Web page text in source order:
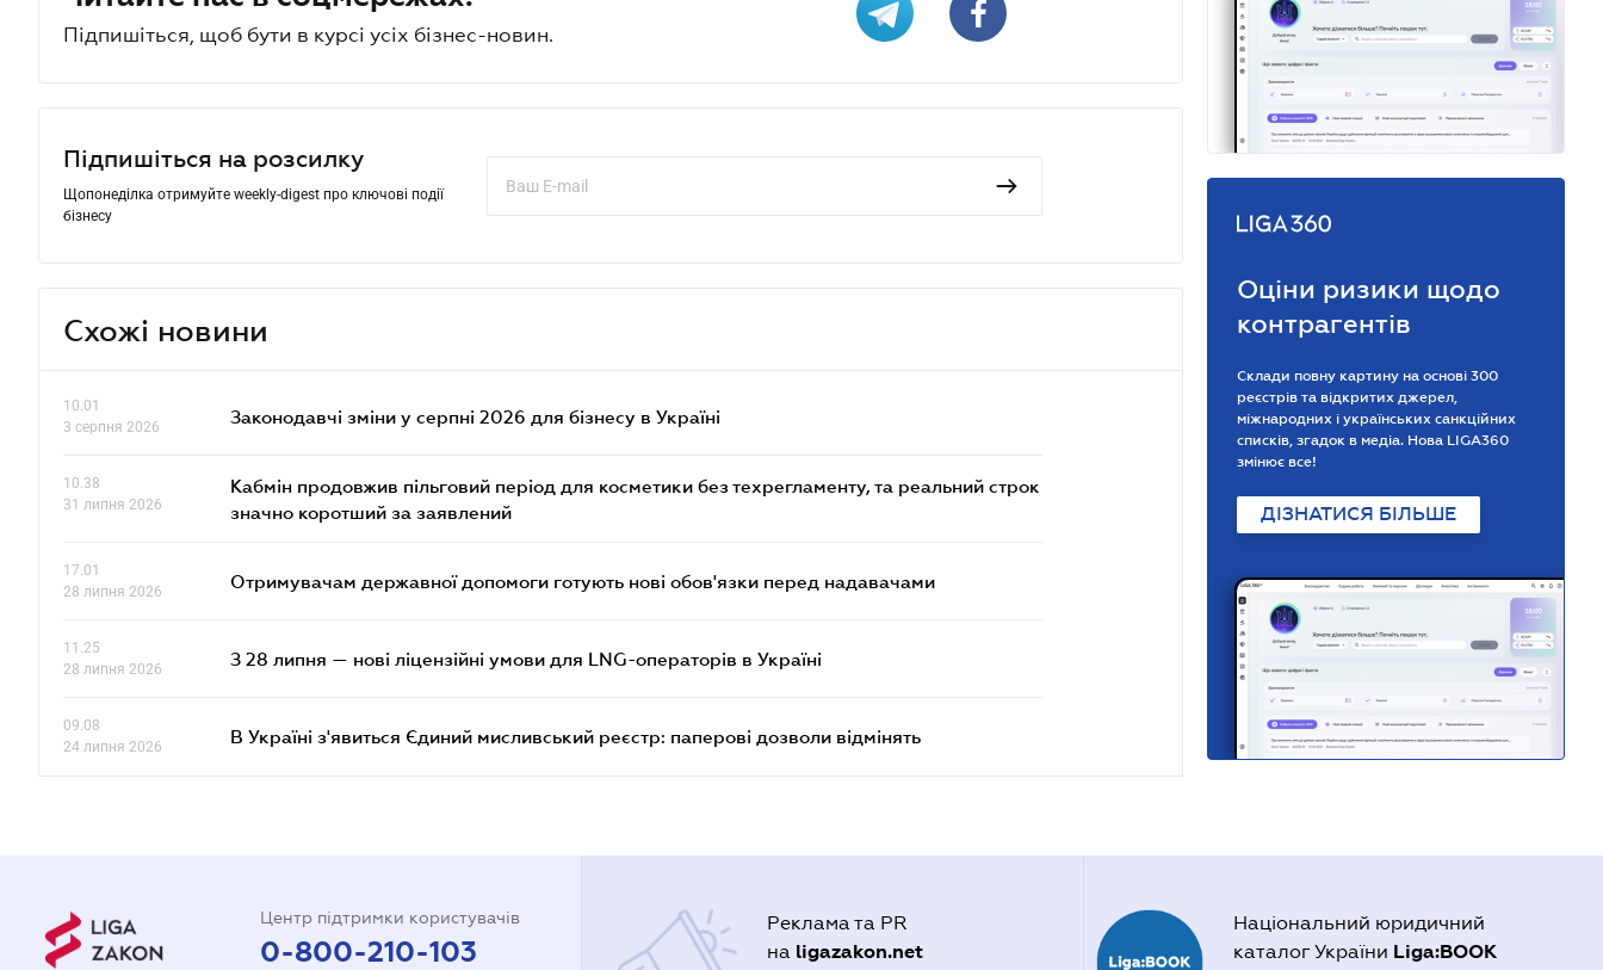
Підпишіться, щоб бути в курсі усіх бізнес-новин.
Підпишіться на розсилку
Щопонеділка отримуйте weekly-digest про ключові події
бізнесу
Схожі новини
10.01
3 серпня 2026
Законодавчі зміни у серпні 2026 для бізнесу в Україні
10.38
31 липня 2026
Кабмін продовжив пільговий період для косметики без техрегламенту, та реальний строк
значно коротший за заявлений
17.01
28 липня 2026
Отримувачам державної допомоги готують нові обов'язки перед надавачами
11.25
28 липня 2026
З 28 липня — нові ліцензійні умови для LNG-операторів в Україні
09.08
24 липня 2026
В Україні з'явиться Єдиний мисливський реєстр: паперові дозволи відмінять
Оціни ризики щодо
контрагентів
Склади повну картину на основі 300
реєстрів та відкритих джерел,
міжнародних і українських санкційних
списків, згадок в медіа. Нова LIGA360
змінює все!
ДІЗНАТИСЯ БІЛЬШЕ
Центр підтримки користувачів
0-800-210-103
Реклама та PR
на ligazakon.net
Національний юридичний
каталог України Liga:BOOK